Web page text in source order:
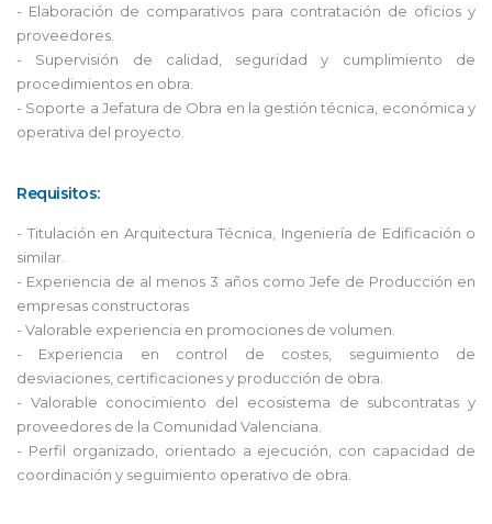
- Elaboración de comparativos para contratación de oficios y
proveedores.
- Supervisión de calidad, seguridad y cumplimiento de
procedimientos en obra.
- Soporte a Jefatura de Obra en la gestión técnica, económica y
operativa del proyecto.
Requisitos:
- Titulación en Arquitectura Técnica, Ingeniería de Edificación o
similar.
- Experiencia de al menos 3 años como Jefe de Producción en
empresas constructoras
- Valorable experiencia en promociones de volumen.
- Experiencia en control de costes, seguimiento de
desviaciones, certificaciones y producción de obra.
- Valorable conocimiento del ecosistema de subcontratas y
proveedores de la Comunidad Valenciana.
- Perfil organizado, orientado a ejecución, con capacidad de
coordinación y seguimiento operativo de obra.